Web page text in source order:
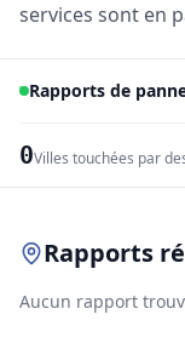
services sont en
Rapports de
0Villes touchées par
Rapports
Aucun rapport